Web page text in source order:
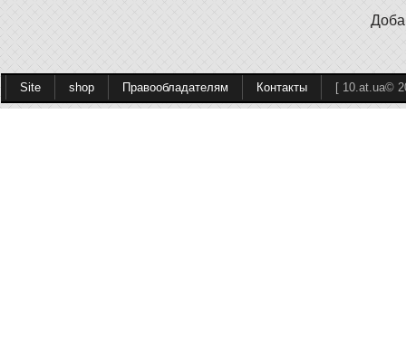
Site shop Правообладателям Контакты [ 10.at.ua©